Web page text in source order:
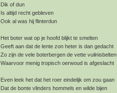
Dik of dun
Is altijd recht gebleven
Ook al was hij flinterdun
Het boter wat op je hoofd blijkt te smelten
Geeft aan dat de lente zon heter is dan gedacht
Zo zijn de vele boterbergen de vette vuilnisbelten
Waarvoor menig tropisch oerwoud is afgeslacht
Even leek het dat het roer eindelijk om zou gaan
Dat de bonte vlinders hommels en wilde bijen